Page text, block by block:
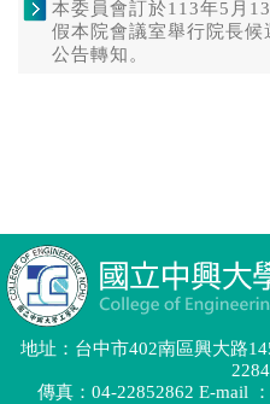
地址：台中市402南區興大路
傳真：04-22852862 E-mail